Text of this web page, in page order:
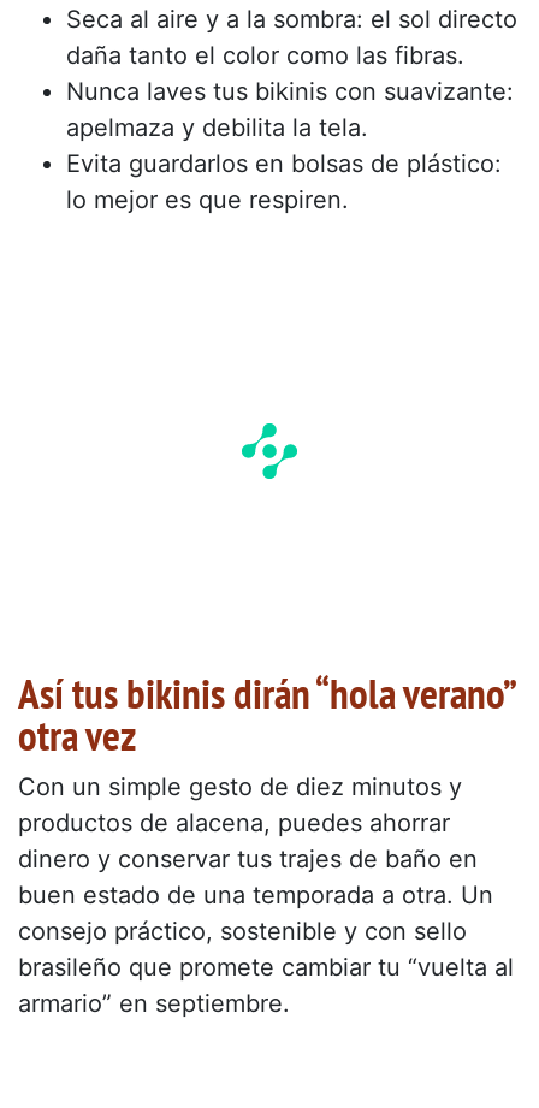
Seca al aire y a la sombra: el sol directo
daña tanto el color como las fibras.
Nunca laves tus bikinis con suavizante:
apelmaza y debilita la tela.
Evita guardarlos en bolsas de plástico:
lo mejor es que respiren.
Así tus bikinis dirán “hola verano”
otra vez
Con un simple gesto de diez minutos y
productos de alacena, puedes ahorrar
dinero y conservar tus trajes de baño en
buen estado de una temporada a otra. Un
consejo práctico, sostenible y con sello
brasileño que promete cambiar tu “vuelta al
armario” en septiembre.